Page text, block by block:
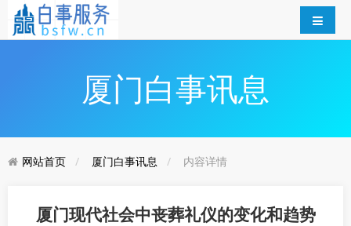
厦门白事讯息
网站首页 厦门白事讯息 内容详情
厦门现代社会中丧葬礼仪的变化和趋势